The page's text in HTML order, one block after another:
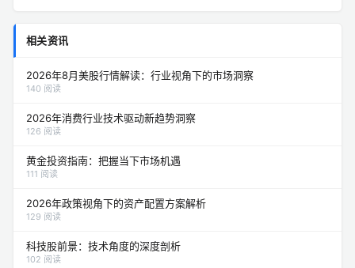
相关资讯
2026年8月美股行情解读：行业视角下的市场洞察
140 阅读
2026年消费行业技术驱动新趋势洞察
126 阅读
黄金投资指南：把握当下市场机遇
111 阅读
2026年政策视角下的资产配置方案解析
129 阅读
科技股前景：技术角度的深度剖析
102 阅读